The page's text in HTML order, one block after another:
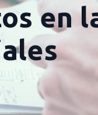
en